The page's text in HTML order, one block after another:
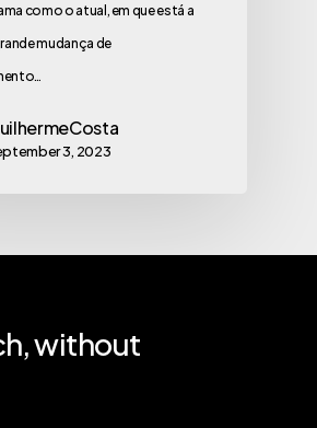
como o atual, em que está a
mudança de
3, 2023
without